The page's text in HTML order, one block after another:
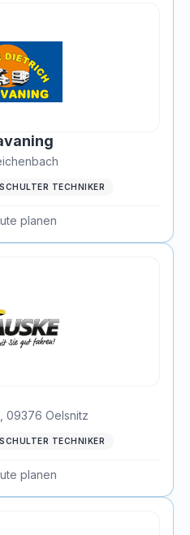
TECHNIKER
planen
09376 Oelsnitz
TECHNIKER
planen